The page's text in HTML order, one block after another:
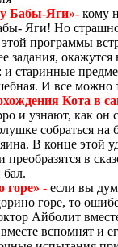
у Бабы-Яги»- кому
Яги! Но
программы
задания,
и старинные
И все можно
Кота в
и узнают, как он
собраться
В конце этой
преобразятся в
горе» - если вы
горе, то
Айболит
вспомнят и